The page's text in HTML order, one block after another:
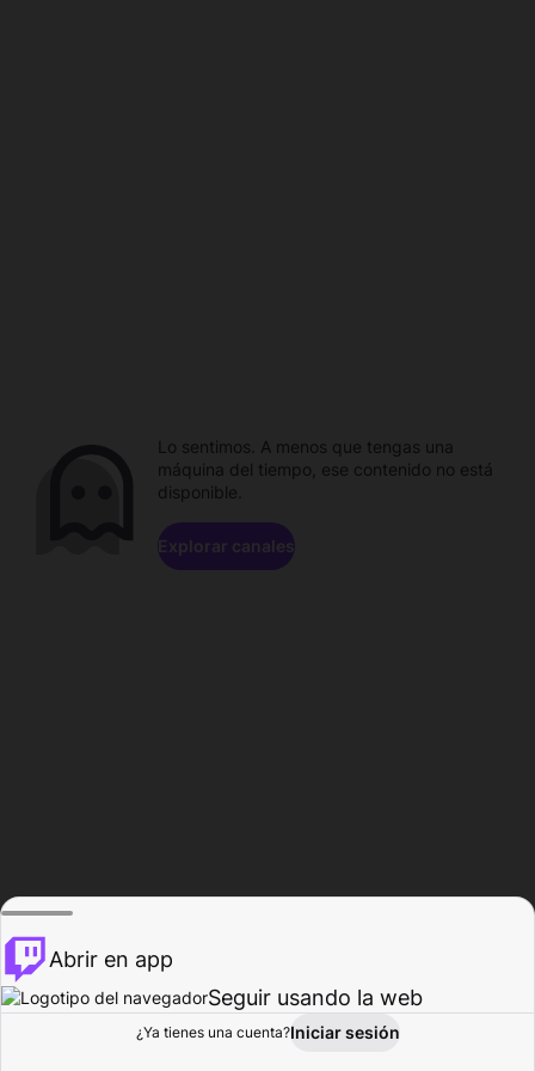
Explorar Actividad
Lo sentimos. A menos que tengas una
máquina del tiempo, ese contenido no está
disponible.
Explorar canales
Abrir en app
Seguir usando la web
¿Ya tienes una cuenta?Iniciar sesión